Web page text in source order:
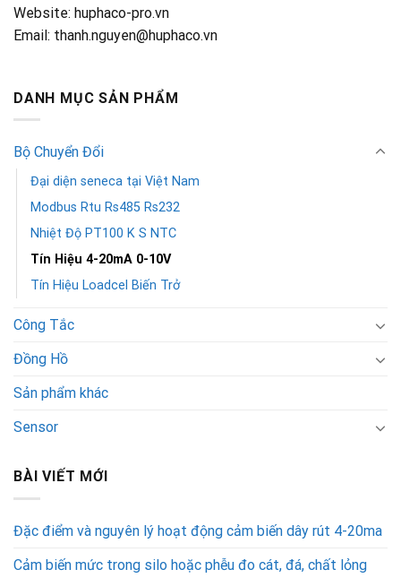
Website: huphaco-pro.vn
Email: thanh.nguyen@huphaco.vn
DANH MỤC SẢN PHẨM
Bộ Chuyển Đổi
Đại diện seneca tại Việt Nam
Modbus Rtu Rs485 Rs232
Nhiệt Độ PT100 K S NTC
Tín Hiệu 4-20mA 0-10V
Tín Hiệu Loadcel Biến Trở
Công Tắc
Đồng Hồ
Sản phẩm khác
Sensor
BÀI VIẾT MỚI
Đặc điểm và nguyên lý hoạt động cảm biến dây rút 4-20ma
Cảm biến mức trong silo hoặc phễu đo cát, đá, chất lỏng